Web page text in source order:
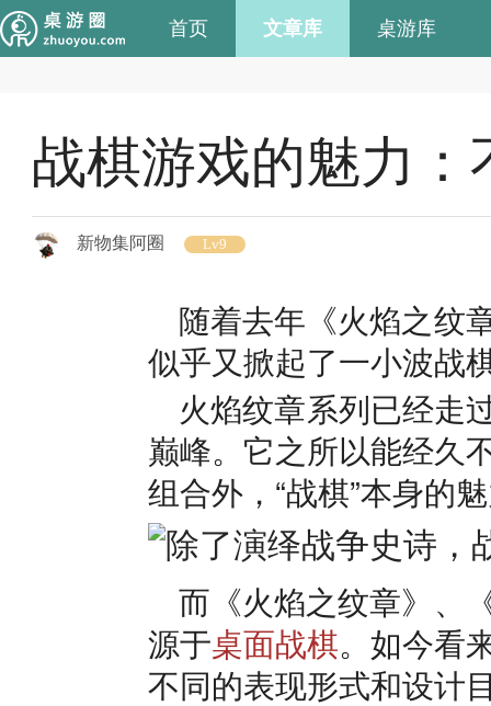
首页 文章库 桌游库
战棋游戏的魅力
新物集阿圈 Lv9
随着去年《火焰之纹
似乎又掀起了一小波战
火焰纹章系列已经走
巅峰。它之所以能经久
组合外，“战棋”本身的
而《火焰之纹章》、
源于桌面战棋。如今看
不同的表现形式和设计